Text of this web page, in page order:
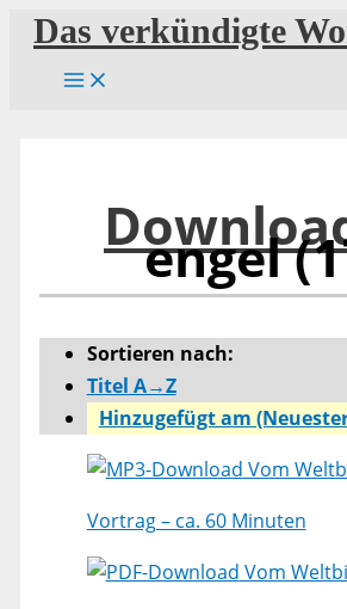
Zum
Inhalt
springen
Das verkündigte
engel
Sortieren nach:
Titel A→Z
Hinzugefügt am
Vom
Vortrag – ca. 60 Minuten
Vom